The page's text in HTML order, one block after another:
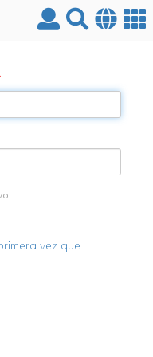
vez que